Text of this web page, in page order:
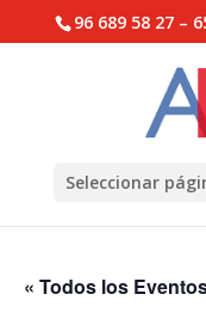
Abrir barra de
96 689 58 27 –
Seleccionar
« Todos los